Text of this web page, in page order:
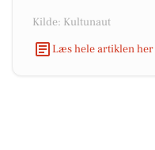
Kilde: Kultunaut
Læs hele artiklen her